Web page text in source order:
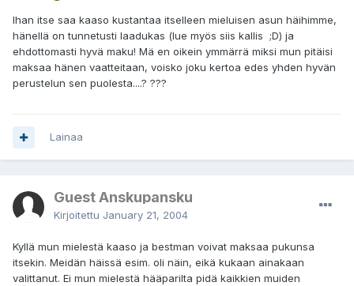
Ihan itse saa kaaso kustantaa itselleen mieluisen asun häihimme,
hänellä on tunnetusti laadukas (lue myös siis kallis ;D) ja
ehdottomasti hyvä maku! Mä en oikein ymmärrä miksi mun pitäisi
maksaa hänen vaatteitaan, voisko joku kertoa edes yhden hyvän
perustelun sen puolesta....? ???
Lainaa
Guest Anskupansku
Kirjoitettu January 21, 2004
Kyllä mun mielestä kaaso ja bestman voivat maksaa pukunsa
itsekin. Meidän häissä esim. oli näin, eikä kukaan ainakaan
valittanut. Ei mun mielestä hääparilta pidä kaikkien muiden